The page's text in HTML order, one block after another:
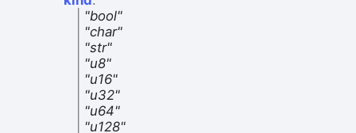
"bool"
"char"
"str"
"u8"
"u16"
"u32"
"u64"
"u128"